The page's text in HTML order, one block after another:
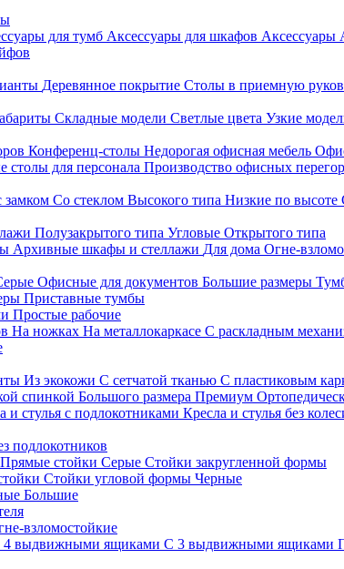
для тумб Аксессуары для шкафов Аксессуары
Деревянное покрытие Столы в приемную
Складные модели Светлые цвета Узкие
Конференц-столы Недорогая офисная мебель
столы для персонала Производство офисных
Со стеклом Высокого типа Низкие по высоте
Полузакрытого типа Угловые Открытого типа
Архивные шкафы и стеллажи Для дома Огне-
Офисные для документов Большие размеры
Приставные тумбы
Простые рабочие
На ножках На металлокаркасе С раскладным
Из экокожи С сетчатой тканью С пластиковым
спинкой Большого размера Премиум
и стулья с подлокотниками Кресла и стулья без
подлокотников
Прямые стойки Серые Стойки закругленной формы
Стойки угловой формы Черные
Большие
взломостойкие
выдвижными ящиками С 3 выдвижными ящиками